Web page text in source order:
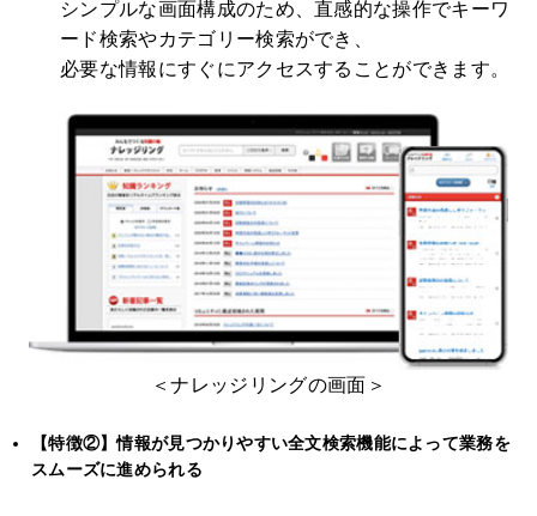
シンプルな画面構成のため、直感的な操作でキーワ
ード検索やカテゴリー検索ができ、
必要な情報にすぐにアクセスすることができます。
＜ナレッジリングの画面＞
【特徴②】情報が見つかりやすい全文検索機能によって業務を
スムーズに進められる